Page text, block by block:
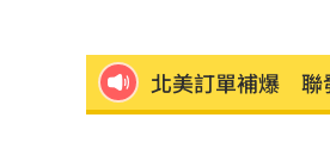
北美訂單補爆 聯